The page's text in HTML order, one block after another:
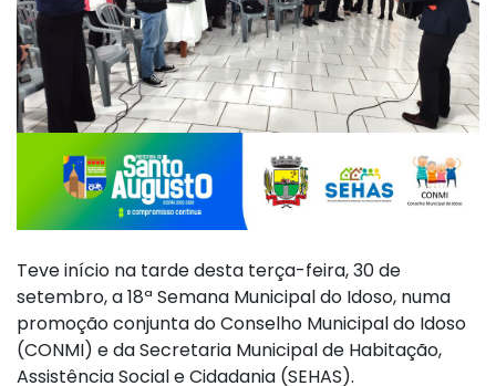
Teve início na tarde desta terça-feira, 30 de
setembro, a 18ª Semana Municipal do Idoso, numa
promoção conjunta do Conselho Municipal do Idoso
(CONMI) e da Secretaria Municipal de Habitação,
Assistência Social e Cidadania (SEHAS).